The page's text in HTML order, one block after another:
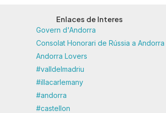
Enlaces de Interes
Govern d'Andorra
Consolat Honorari de Rússia a Andorra
Andorra Lovers
#valldelmadriu
#illacarlemany
#andorra
#castellon